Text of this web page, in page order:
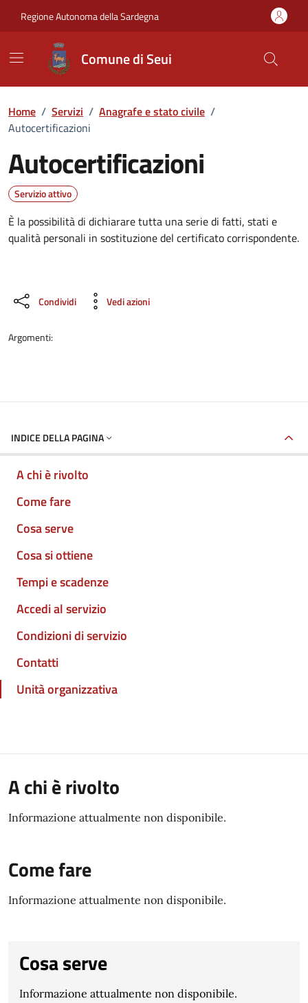
Regione Autonoma della Sardegna
Comune di Seui
Home / Servizi / Anagrafe e stato civile /
Autocertificazioni
Autocertificazioni
Dettagli del servizio
Servizio attivo
È la possibilità di dichiarare tutta una serie di fatti, stati e
qualità personali in sostituzione del certificato corrispondente.
Condividi Vedi azioni
Argomenti:
INDICE DELLA PAGINA
A chi è rivolto
Come fare
Cosa serve
Cosa si ottiene
Tempi e scadenze
Accedi al servizio
Condizioni di servizio
Contatti
Unità organizzativa
A chi è rivolto
Informazione attualmente non disponibile.
Come fare
Informazione attualmente non disponibile.
Cosa serve
Informazione attualmente non disponibile.